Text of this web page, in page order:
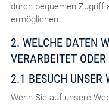
durch bequemen Zugriff
ermöglichen.
2. WELCHE DATEN
VERARBEITET
2.1 BESUCH UNSER
Wenn Sie auf unsere